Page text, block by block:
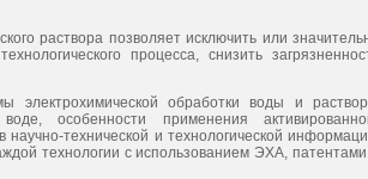
раствора позволяет исключить или
процесса, снизить
обработки воды и
особенности применения
научно-технической и технологической
технологии с использованием ЭХА,